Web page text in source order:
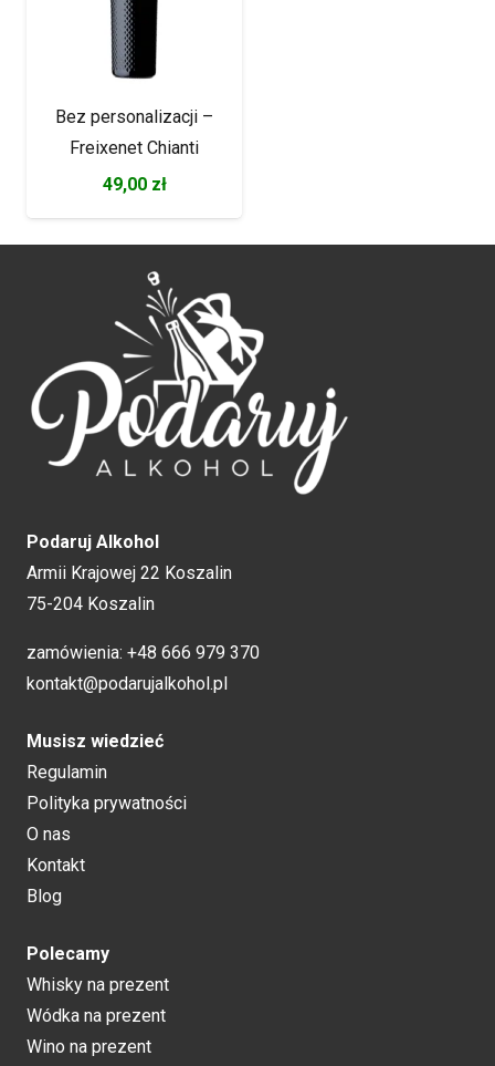
Bez personalizacji –
Freixenet Chianti
49,00 zł
Podaruj Alkohol
Armii Krajowej 22 Koszalin
75-204 Koszalin
zamówienia: +48 666 979 370
kontakt@podarujalkohol.pl
Musisz wiedzieć
Regulamin
Polityka prywatności
O nas
Kontakt
Blog
Polecamy
Whisky na prezent
Wódka na prezent
Wino na prezent